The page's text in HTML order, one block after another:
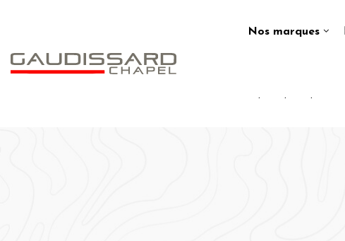
Nos marques
. . .